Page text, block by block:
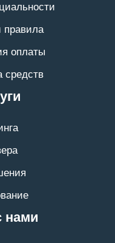
оплаты
средств
нами